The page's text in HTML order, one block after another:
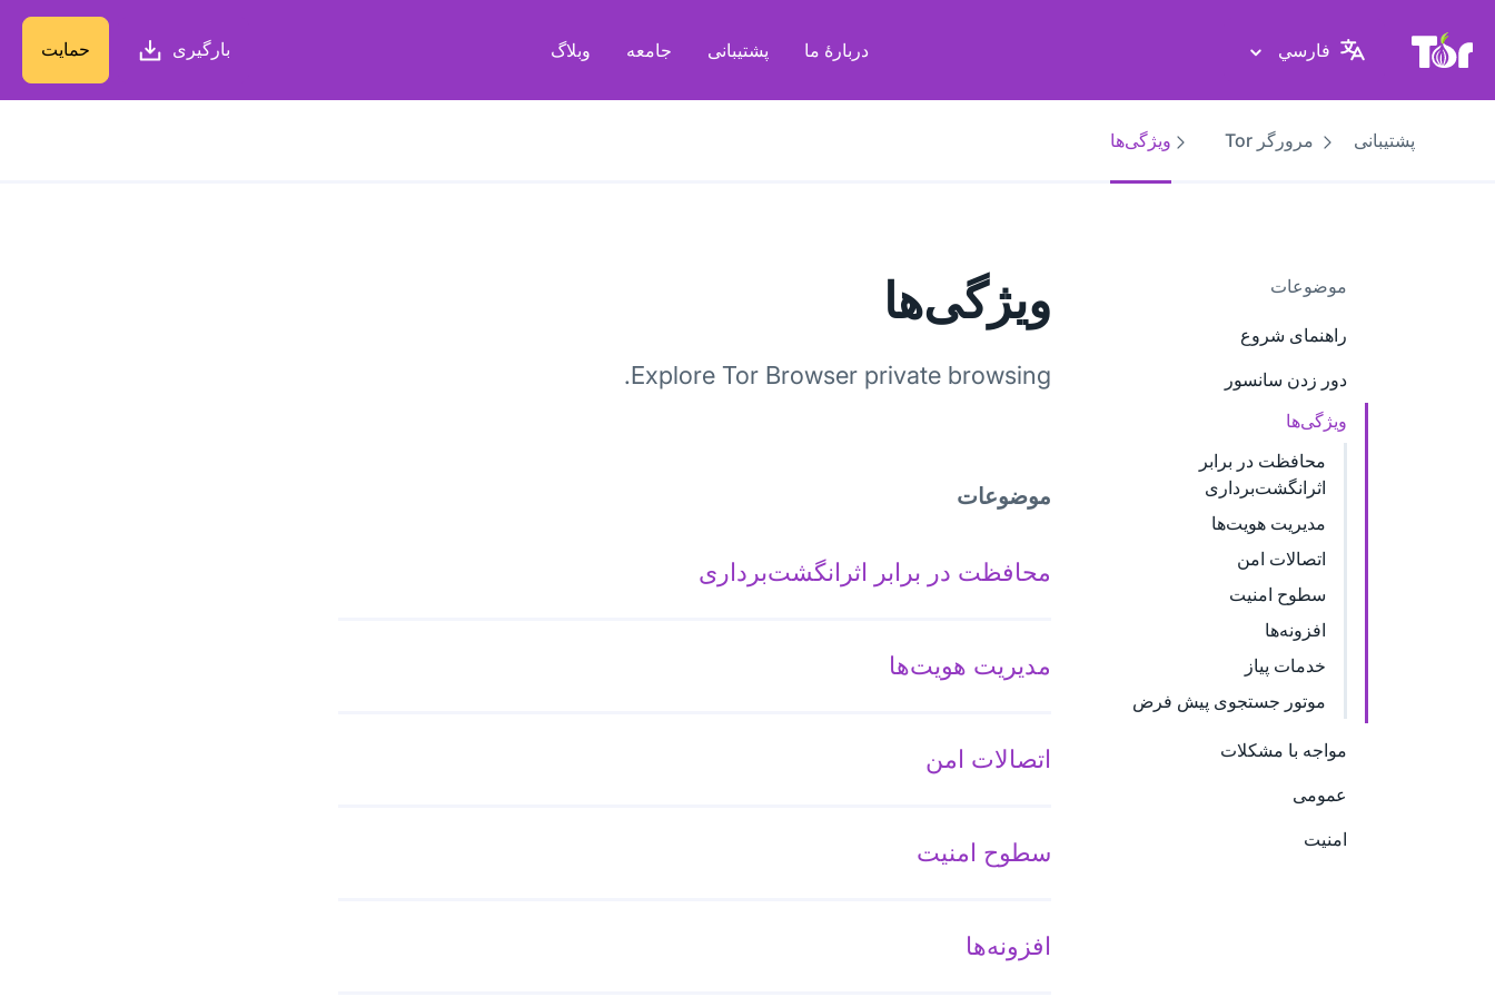
پایگاه وب پروژهٔ تور
فارسي دربارهٔ ما پشتیبانی جامعه وبلاگ بارگیری حمایت
پشتیبانی مرورگر Tor ویژگی‌ها
موضوعات
راهنمای شروع
دور زدن سانسور
ویژگی‌ها
محافظت در برابر
اثرانگشت‌برداری
مدیریت هویت‌ها
اتصالات امن
سطوح امنیت
افزونه‌ها
خدمات پیاز
موتور جستجوی پیش فرض
مواجه با مشکلات
عمومی
امنیت
ویژگی‌ها
Explore Tor Browser private browsing.
موضوعات
محافظت در برابر اثرانگشت‌برداری
مدیریت هویت‌ها
اتصالات امن
سطوح امنیت
افزونه‌ها